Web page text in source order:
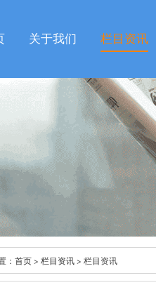
关于我们 栏目资讯
： 首页> 栏目资讯> 栏目资讯